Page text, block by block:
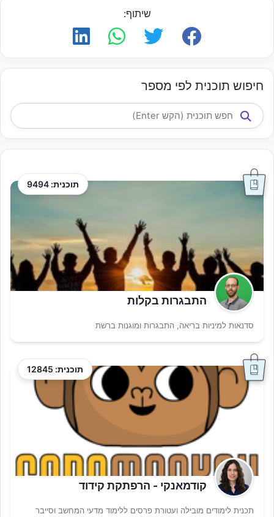
שיתוף:
חיפוש תוכנית לפי מספר
תוכנית: 9494
התבגרות בקלות
סדנאות למיניות בריאה, התבגרות ומוגנות ברשת
תוכנית: 12845
קודמאנקי - הרפתקת קידוד
תכנית לימודים מובילה ועטורת פרסים ללימוד מדעי המחשב וסייבר